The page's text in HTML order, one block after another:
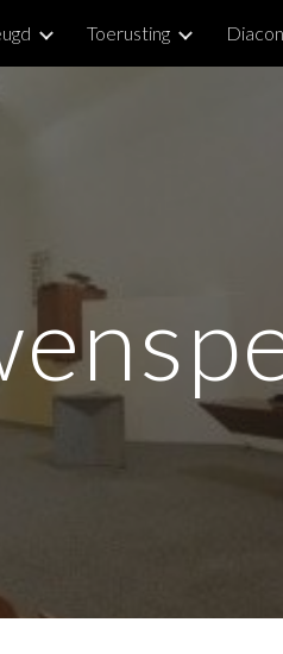
Toerusting